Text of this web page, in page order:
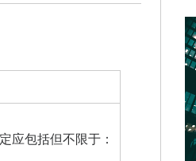
应包括但不限于：